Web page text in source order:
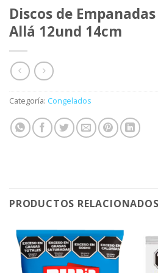
Discos de
Allá 12und 14cm
Categoría: Congelados
PRODUCTOS RELACIONADOS